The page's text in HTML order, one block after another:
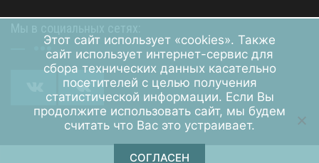
Этот сайт использует «cookies». Также
сайт использует интернет-сервис для
сбора технических данных касательно
посетителей с целью получения
статистической информации. Если Вы
продолжите использовать сайт, мы будем
считать что Вас это устраивает.
СОГЛАСЕН